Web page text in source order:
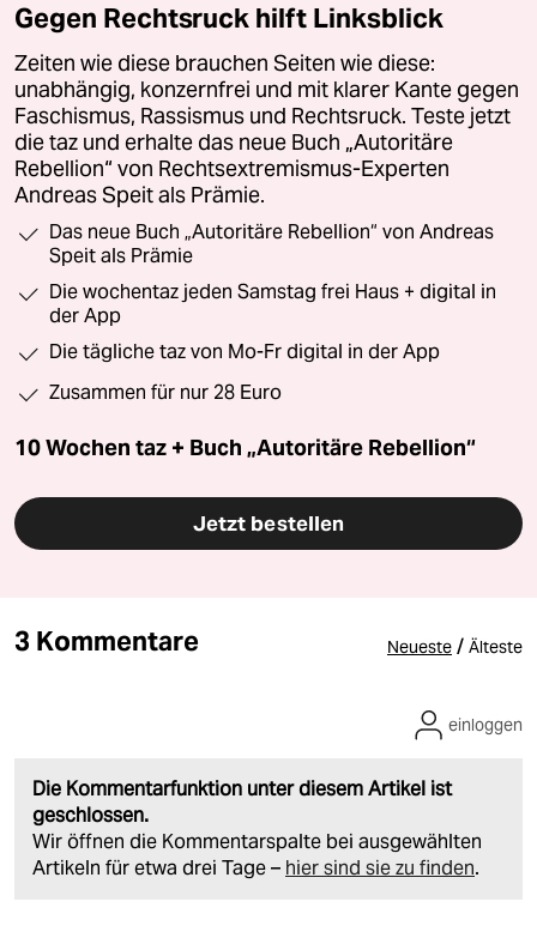
Gegen Rechtsruck hilft Linksblick
Zeiten wie diese brauchen Seiten wie diese:
unabhängig, konzernfrei und mit klarer Kante gegen
Faschismus, Rassismus und Rechtsruck. Teste jetzt
die taz und erhalte das neue Buch „Autoritäre
Rebellion“ von Rechtsextremismus-Experten
Andreas Speit als Prämie.
Das neue Buch „Autoritäre Rebellion“ von Andreas
Speit als Prämie
Die wochentaz jeden Samstag frei Haus + digital in
der App
Die tägliche taz von Mo-Fr digital in der App
Zusammen für nur 28 Euro
10 Wochen taz + Buch „Autoritäre Rebellion“
Jetzt bestellen
3 Kommentare Neueste / Älteste
Die Kommentarfunktion unter diesem Artikel ist
geschlossen.
Wir öffnen die Kommentarspalte bei ausgewählten
Artikeln für etwa drei Tage – hier sind sie zu finden.
einloggen